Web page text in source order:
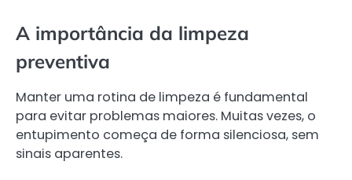
A importância da limpeza
preventiva
Manter uma rotina de limpeza é fundamental
para evitar problemas maiores. Muitas vezes, o
entupimento começa de forma silenciosa, sem
sinais aparentes.